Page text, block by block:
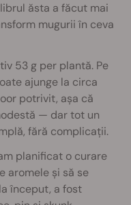
ăsta a făcut mai
mugurii în ceva
53 g per plantă. Pe
ajunge la circa
potrivit, așa că
— dar tot un
fără complicații.
planificat o curare
aromele și să se
început, a fost